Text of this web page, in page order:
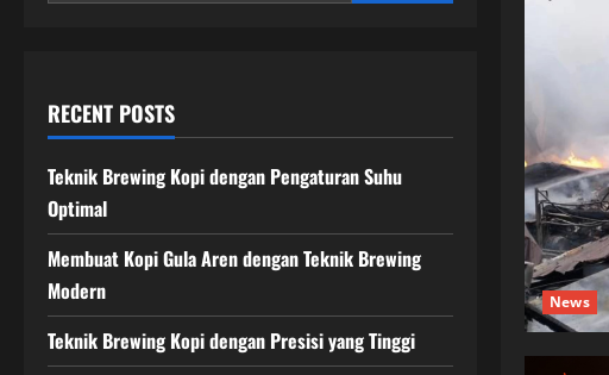
News
RECENT POSTS
Teknik Brewing Kopi dengan Pengaturan Suhu
Optimal
Membuat Kopi Gula Aren dengan Teknik Brewing
Modern
Teknik Brewing Kopi dengan Presisi yang Tinggi